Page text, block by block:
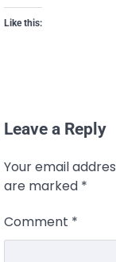
Like this:
Leave a Reply
Your email
are marked *
Comment *